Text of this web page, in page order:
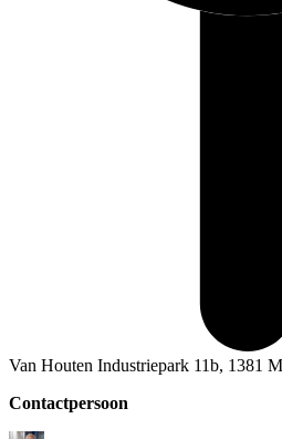
Van Houten Industriepark 11b, 1381
Contactpersoon